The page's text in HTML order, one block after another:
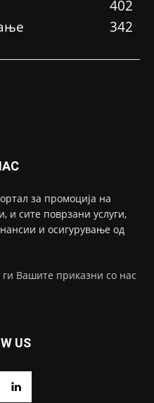
402
342
за промоција на
и сите поврзани услуги,
и осигурување од
ги Вашите приказни со нас
US